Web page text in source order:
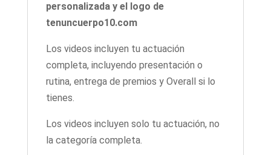
personalizada y el logo de
tenuncuerpo10.com
Los videos incluyen tu actuación
completa, incluyendo presentación o
rutina, entrega de premios y Overall si lo
tienes.
Los videos incluyen solo tu actuación, no
la categoría completa.